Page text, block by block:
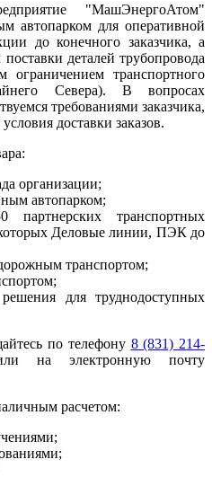
"МашЭнергоАтом"
автопарком для оперативной
до конечного заказчика, а
деталей трубопровода
транспортного
Севера). В вопросах
требованиями заказчика,
доставки заказов.
организации;
автопарком;
партнерских транспортных
Деловые линии, ПЭК до
транспортом;
для труднодоступных
по телефону 8 (831) 214-
на электронную почту
расчетом: